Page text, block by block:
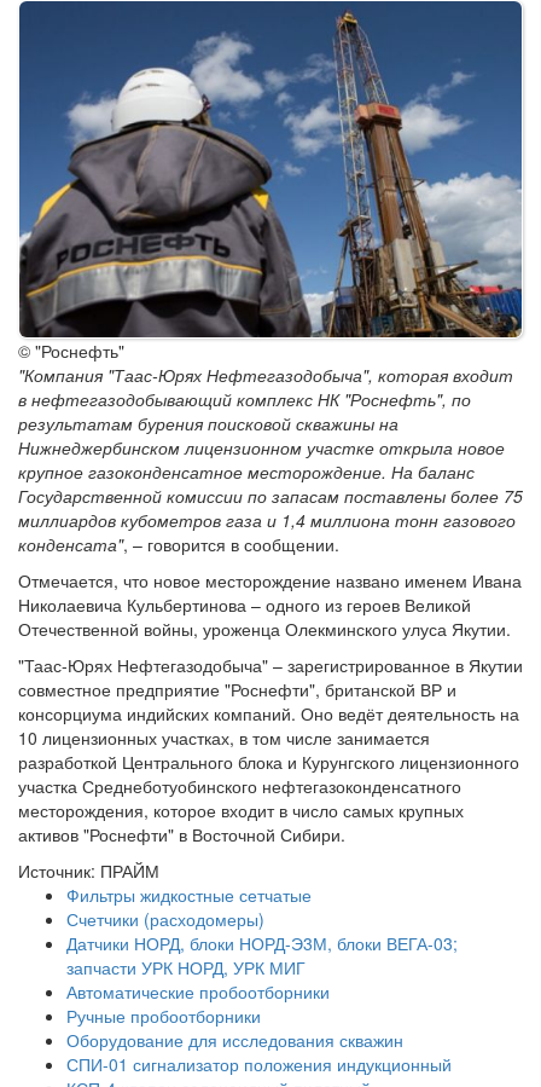
© "Роснефть"
"Компания "Таас-Юрях Нефтегазодобыча", которая входит
в нефтегазодобывающий комплекс НК "Роснефть", по
результатам бурения поисковой скважины на
Нижнеджербинском лицензионном участке открыла новое
крупное газоконденсатное месторождение. На баланс
Государственной комиссии по запасам поставлены более 75
миллиардов кубометров газа и 1,4 миллиона тонн газового
конденсата", – говорится в сообщении.
Отмечается, что новое месторождение названо именем Ивана
Николаевича Кульбертинова – одного из героев Великой
Отечественной войны, уроженца Олекминского улуса Якутии.
"Таас-Юрях Нефтегазодобыча" – зарегистрированное в Якутии
совместное предприятие "Роснефти", британской ВР и
консорциума индийских компаний. Оно ведёт деятельность на
10 лицензионных участках, в том числе занимается
разработкой Центрального блока и Курунгского лицензионного
участка Среднеботуобинского нефтегазоконденсатного
месторождения, которое входит в число самых крупных
активов "Роснефти" в Восточной Сибири.
Источник: ПРАЙМ
Фильтры жидкостные сетчатые
Счетчики (расходомеры)
Датчики НОРД, блоки НОРД-Э3М, блоки ВЕГА-03;
запчасти УРК НОРД, УРК МИГ
Автоматические пробоотборники
Ручные пробоотборники
Оборудование для исследования скважин
СПИ-01 сигнализатор положения индукционный